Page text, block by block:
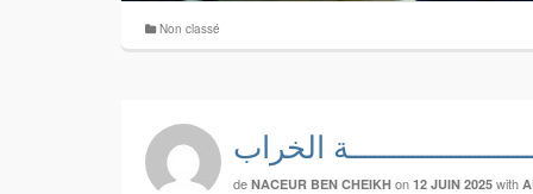
Non classé
الخراب
de NACEUR BEN CHEIKH on 12 JUIN 2025 with